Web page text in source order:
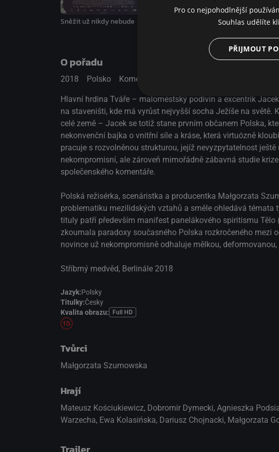
komplikovanými výzvami přítomnosti, ve své novince už
nekompromisně odhaluje mělkou, deformovanou, bigotní a
Sněžit už nikdy nebude Je mi ze sebe špatně
O pořadu
2018 Polsko Komedie / Drama
Hlavní hrdina Tváře – maloměstský podivín a excentrik
na staveništi, kde má vyrůst nejvyšší socha Ježíše na světě.
celé země – Jacek se totiž stane prvním občanem Polska,
nekonvenční bajka o vnitřní síle a kráse, která virtuózně
pracuje s rozvolněnou strukturou, jejíž nevyzpytatelnost
nekompromisní, ale zároveň mimořádně zábavná studie
společenského komentáře.
Polská režisérka, scenáristka a producentka Małgorzata
problematiku mezilidských vztahů a směle ohledává
tituly patří především manifest panelákového spiritismu Tělo
zkoumala paradoxy současného Polska rozkročeného
novince už nekompromisně odhaluje mělkou,
Stříbrný medvěd, Berlinále 2018
Jazyk:Polsky
Titulky:Česky
Kvalita obrazu:
Full HD
Tvůrci
Małgorzata Szumowska
Hrají
Mateusz Kościukiewicz, Dobromir Dymecki, Agnieszka
Warzecha, Ewa Kolasińska, Dariusz Chojnacki, Małgorzata
Pro co nejpohodlnější
Souhlas udělíte
PŘIJMOUT